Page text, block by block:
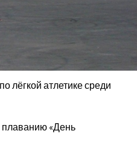
лёгкой атлетике среди
плаванию «День